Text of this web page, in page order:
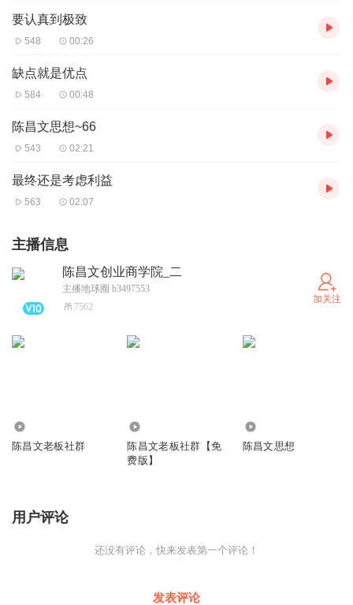
要认真到极致
548 00:26
缺点就是优点
584 00:48
陈昌文思想~66
543 02:21
最终还是考虑利益
563 02:07
主播信息
陈昌文创业商学院_二
主播地球圈 b3497553
7562
加关注
陈昌文老板社群
陈昌文老板社群【免
费版】
陈昌文思想
用户评论
还没有评论，快来发表第一个评论！
发表评论